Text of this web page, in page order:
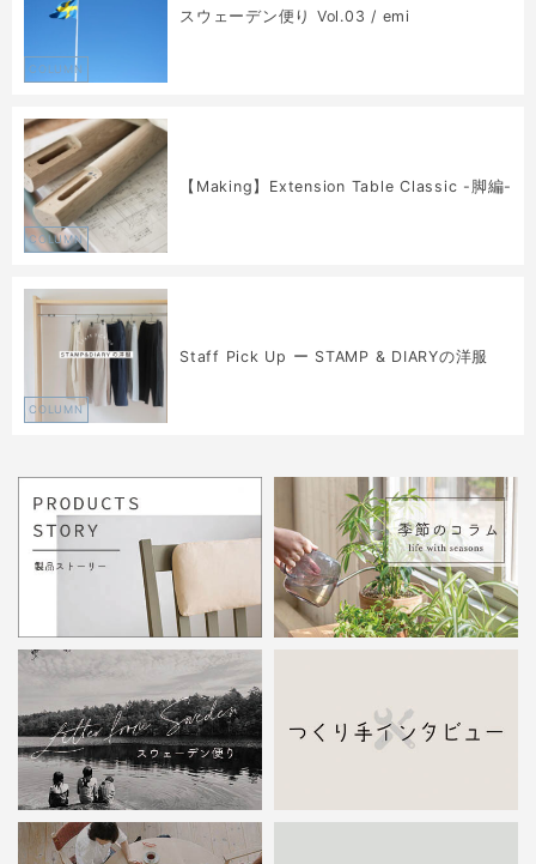
COLUMN
スウェーデン便り Vol.03 / emi
COLUMN
【Making】Extension Table Classic -脚編-
COLUMN
Staff Pick Up ー STAMP & DIARYの洋服